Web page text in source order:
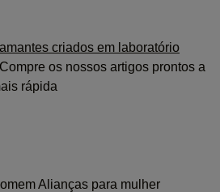
criados em laboratório
Compre os nossos artigos prontos a
rápida
Alianças para mulher